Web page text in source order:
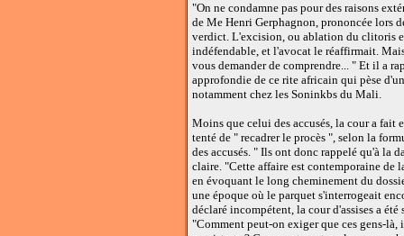
"On ne condamne pas pour des raisons
de Me Henri Gerphagnon, prononcée lors
verdict. L'excision, ou ablation du clitoris
indéfendable, et l'avocat le réaffirmait.
vous demander de comprendre... " Et il a
approfondie de ce rite africain qui pèse
notamment chez les Soninkbs du Mali.
Moins que celui des accusés, la cour a fait
tenté de " recadrer le procès ", selon la
des accusés. " Ils ont donc rappelé qu'à la
claire. "Cette affaire est contemporaine de
en évoquant le long cheminement du
une époque où le parquet s'interrogeait
déclaré incompétent, la cour d'assises a
"Comment peut-on exiger que ces gens-